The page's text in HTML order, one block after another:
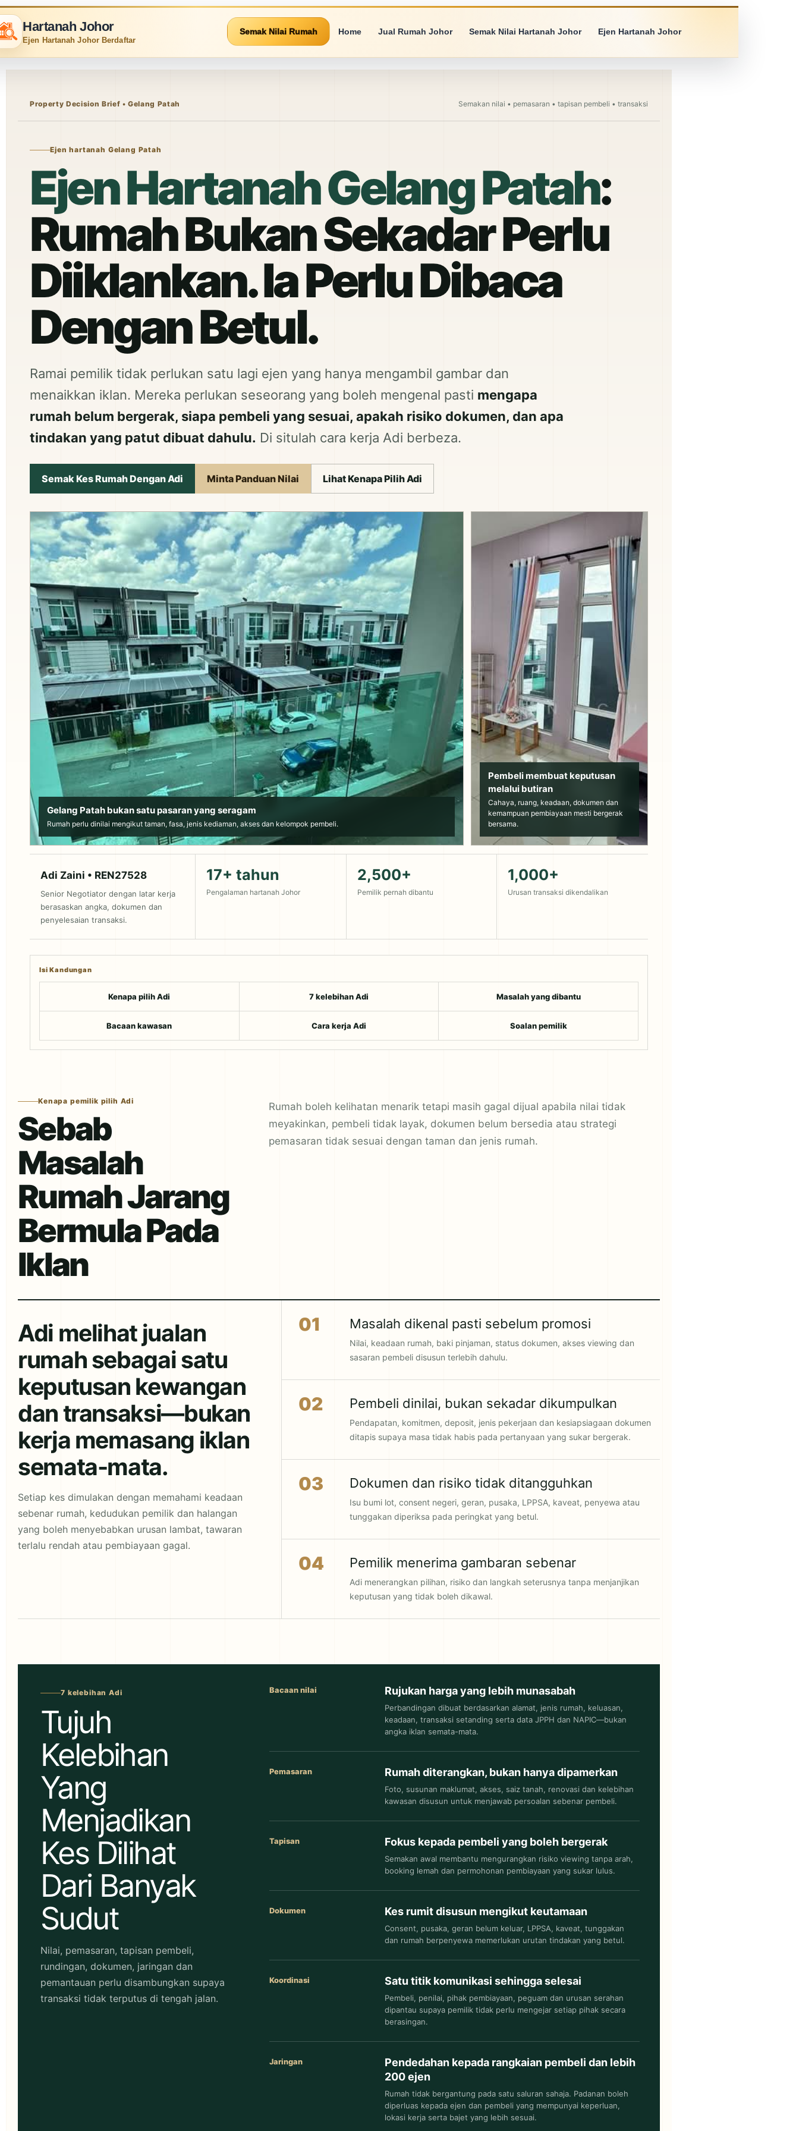
Hartanah Johor
Ejen Hartanah Johor Berdaftar
Semak Nilai Rumah Home Jual Rumah Johor Semak Nilai Hartanah Johor Ejen Hartanah Johor
Property Decision Brief • Gelang Patah Semakan nilai • pemasaran • tapisan pembeli • transaksi
Ejen hartanah Gelang Patah
Ejen Hartanah Gelang Patah:
Rumah Bukan Sekadar Perlu
Diiklankan. Ia Perlu Dibaca
Dengan Betul.
Ramai pemilik tidak perlukan satu lagi ejen yang hanya mengambil gambar dan
menaikkan iklan. Mereka perlukan seseorang yang boleh mengenal pasti mengapa
rumah belum bergerak, siapa pembeli yang sesuai, apakah risiko dokumen, dan apa
tindakan yang patut dibuat dahulu. Di situlah cara kerja Adi berbeza.
Semak Kes Rumah Dengan Adi Minta Panduan Nilai Lihat Kenapa Pilih Adi
Gelang Patah bukan satu pasaran yang seragam
Rumah perlu dinilai mengikut taman, fasa, jenis kediaman, akses dan kelompok pembeli.
Pembeli membuat keputusan
melalui butiran
Cahaya, ruang, keadaan, dokumen dan
kemampuan pembiayaan mesti bergerak
bersama.
Adi Zaini • REN27528
Senior Negotiator dengan latar kerja
berasaskan angka, dokumen dan
penyelesaian transaksi.
17+ tahun
Pengalaman hartanah Johor
2,500+
Pemilik pernah dibantu
1,000+
Urusan transaksi dikendalikan
Isi Kandungan
Kenapa pilih Adi 7 kelebihan Adi Masalah yang dibantu
Bacaan kawasan Cara kerja Adi Soalan pemilik
Kenapa pemilik pilih Adi
Sebab
Masalah
Rumah Jarang
Bermula Pada
Iklan
Rumah boleh kelihatan menarik tetapi masih gagal dijual apabila nilai tidak
meyakinkan, pembeli tidak layak, dokumen belum bersedia atau strategi
pemasaran tidak sesuai dengan taman dan jenis rumah.
Adi melihat jualan
rumah sebagai satu
keputusan kewangan
dan transaksi—bukan
kerja memasang iklan
semata-mata.
Setiap kes dimulakan dengan memahami keadaan
sebenar rumah, kedudukan pemilik dan halangan
yang boleh menyebabkan urusan lambat, tawaran
terlalu rendah atau pembiayaan gagal.
01 Masalah dikenal pasti sebelum promosi
Nilai, keadaan rumah, baki pinjaman, status dokumen, akses viewing dan
sasaran pembeli disusun terlebih dahulu.
02 Pembeli dinilai, bukan sekadar dikumpulkan
Pendapatan, komitmen, deposit, jenis pekerjaan dan kesiapsiagaan dokumen
ditapis supaya masa tidak habis pada pertanyaan yang sukar bergerak.
03 Dokumen dan risiko tidak ditangguhkan
Isu bumi lot, consent negeri, geran, pusaka, LPPSA, kaveat, penyewa atau
tunggakan diperiksa pada peringkat yang betul.
04 Pemilik menerima gambaran sebenar
Adi menerangkan pilihan, risiko dan langkah seterusnya tanpa menjanjikan
keputusan yang tidak boleh dikawal.
7 kelebihan Adi
Tujuh
Kelebihan
Yang
Menjadikan
Kes Dilihat
Dari Banyak
Sudut
Nilai, pemasaran, tapisan pembeli,
rundingan, dokumen, jaringan dan
pemantauan perlu disambungkan supaya
transaksi tidak terputus di tengah jalan.
Bacaan nilai Rujukan harga yang lebih munasabah
Perbandingan dibuat berdasarkan alamat, jenis rumah, keluasan,
keadaan, transaksi setanding serta data JPPH dan NAPIC—bukan
angka iklan semata-mata.
Pemasaran Rumah diterangkan, bukan hanya dipamerkan
Foto, susunan maklumat, akses, saiz tanah, renovasi dan kelebihan
kawasan disusun untuk menjawab persoalan sebenar pembeli.
Tapisan Fokus kepada pembeli yang boleh bergerak
Semakan awal membantu mengurangkan risiko viewing tanpa arah,
booking lemah dan permohonan pembiayaan yang sukar lulus.
Dokumen Kes rumit disusun mengikut keutamaan
Consent, pusaka, geran belum keluar, LPPSA, kaveat, tunggakan
dan rumah berpenyewa memerlukan urutan tindakan yang betul.
Koordinasi Satu titik komunikasi sehingga selesai
Pembeli, penilai, pihak pembiayaan, peguam dan urusan serahan
dipantau supaya pemilik tidak perlu mengejar setiap pihak secara
berasingan.
Jaringan
Pendedahan kepada rangkaian pembeli dan lebih
200 ejen
Rumah tidak bergantung pada satu saluran sahaja. Padanan boleh
diperluas kepada ejen dan pembeli yang mempunyai keperluan,
lokasi kerja serta bajet yang lebih sesuai.